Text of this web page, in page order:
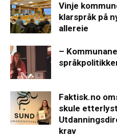
Vinje
klarspråk på
allereie
–
Faktisk.no
skule
krav